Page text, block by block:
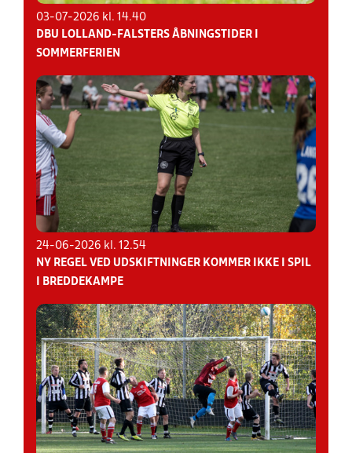
03-07-2026 kl. 14.40
DBU LOLLAND-FALSTERS ÅBNINGSTIDER I
SOMMERFERIEN
24-06-2026 kl. 12.54
NY REGEL VED UDSKIFTNINGER KOMMER IKKE I SPIL
I BREDDEKAMPE